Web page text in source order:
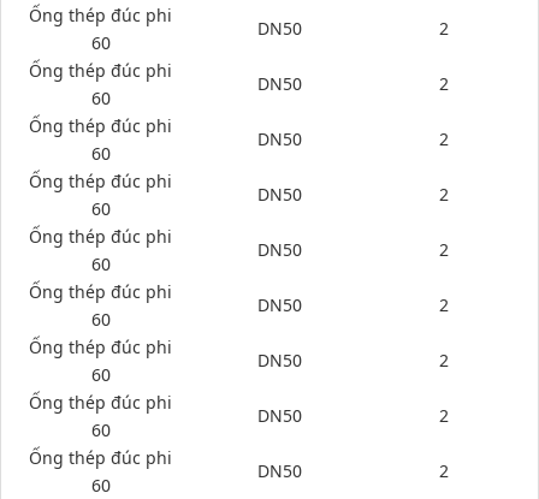
Ống thép đúc phi
60
DN50
2
Ống thép đúc phi
60
DN50
2
Ống thép đúc phi
60
DN50
2
Ống thép đúc phi
60
DN50
2
Ống thép đúc phi
60
DN50
2
Ống thép đúc phi
60
DN50
2
Ống thép đúc phi
60
DN50
2
Ống thép đúc phi
60
DN50
2
Ống thép đúc phi
60
DN50
2